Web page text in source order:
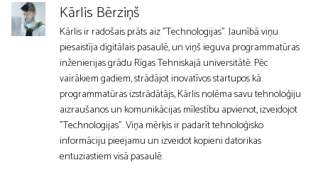
Kārlis Bērziņš
Kārlis ir radošais prāts aiz "Technologijas". Jaunībā viņu
piesaistīja digitālais pasaulē, un viņš ieguva programmatūras
inženierijas grādu Rīgas Tehniskajā universitātē. Pēc
vairākiem gadiem, strādājot inovatīvos startupos kā
programmatūras izstrādātājs, Kārlis nolēma savu tehnoloģiju
aizraušanos un komunikācijas mīlestību apvienot, izveidojot
"Technologijas". Viņa mērķis ir padarīt tehnoloģisko
informāciju pieejamu un izveidot kopieni datorikas
entuziastiem visā pasaulē.